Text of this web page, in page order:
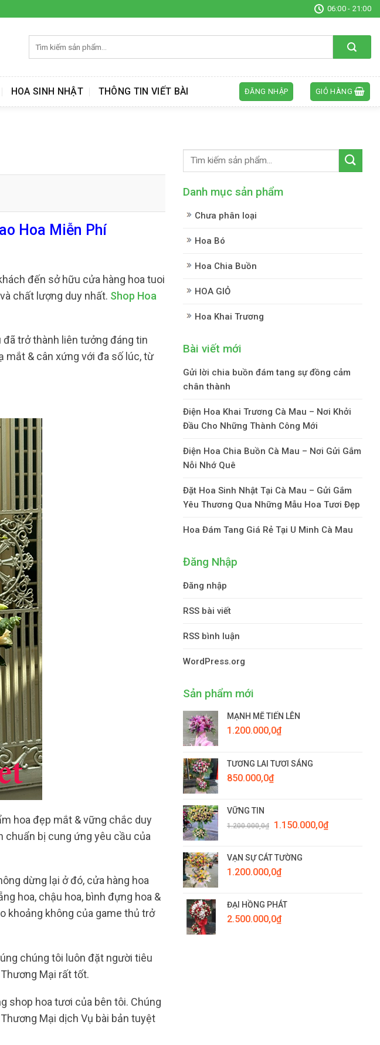
06:00 - 21:00
kiếm:
HOA SINH NHẬT THÔNG TIN VIẾT BÀI ĐĂNG NHẬP GIỎ HÀNG
Hoa Miễn Phí
đến sở hữu cửa hàng hoa tuoi
chất lượng duy nhất. Shop Hoa
trở thành liên tưởng đáng tin
mắt & cân xứng với đa số lúc, từ
hoa đẹp mắt & vững chắc duy
chuẩn bị cung ứng yêu cầu của
dừng lại ở đó, cửa hàng hoa
hoa, chậu hoa, bình đựng hoa &
khoảng không của game thủ trở
chúng tôi luôn đặt người tiêu
Mại rất tốt.
shop hoa tươi của bên tôi. Chúng
Mại dịch Vụ bài bản tuyệt
Danh mục sản phẩm
Chưa phân loại
Hoa Bó
Hoa Chia Buồn
HOA GIỎ
Hoa Khai Trương
Bài viết mới
Gửi lời chia buồn đám tang sự đồng cảm
chân thành
Điện Hoa Khai Trương Cà Mau – Nơi Khởi
Đầu Cho Những Thành Công Mới
Điện Hoa Chia Buồn Cà Mau – Nơi Gửi Gắm
Nỗi Nhớ Quê
Đặt Hoa Sinh Nhật Tại Cà Mau – Gửi Gắm
Yêu Thương Qua Những Mẫu Hoa Tươi Đẹp
Hoa Đám Tang Giá Rẻ Tại U Minh Cà Mau
Đăng Nhập
Đăng nhập
RSS bài viết
RSS bình luận
WordPress.org
Sản phẩm mới
MẠNH MẼ TIẾN LÊN
1.200.000,0₫
TƯƠNG LAI TƯƠI SÁNG
850.000,0₫
VỮNG TIN
1.200.000,0₫
Giá
1.200.000,0₫.
1.150.000,0₫Giá
VẠN SỰ CÁT TƯỜNG
1.200.000,0₫
ĐẠI HỒNG PHÁT
2.500.000,0₫